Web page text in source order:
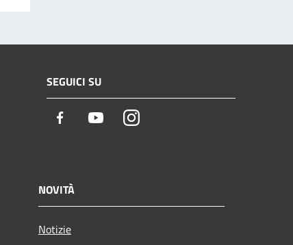
SEGUICI SU
Facebook YoutubeInstagram
NOVITÀ
Notizie